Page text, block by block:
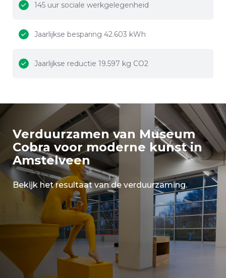
145 uur sociale werkgelegenheid
Jaarlijkse besparing 42.603 kWh
Jaarlijkse reductie 19.597 kg CO2
Verduurzamen van Museum
Cobra voor moderne kunst in
Amstelveen
Bekijk het resultaat van de verduurzaming.